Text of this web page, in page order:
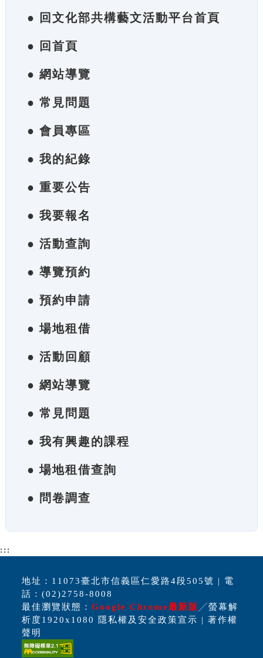
● 回文化部共構藝文活動平台首頁
● 回首頁
● 網站導覽
● 常見問題
● 會員專區
● 我的紀錄
● 重要公告
● 我要報名
● 活動查詢
● 導覽預約
● 預約申請
● 場地租借
● 活動回顧
● 網站導覽
● 常見問題
● 我有興趣的課程
● 場地租借查詢
● 問卷調查
:::
地址：11073臺北市信義區仁愛路4段505號 | 電
話：(02)2758-8008
最佳瀏覽狀態：Google Chrome最新版 ╱螢幕解
析度1920x1080 隱私權及安全政策宣示 | 著作權
聲明